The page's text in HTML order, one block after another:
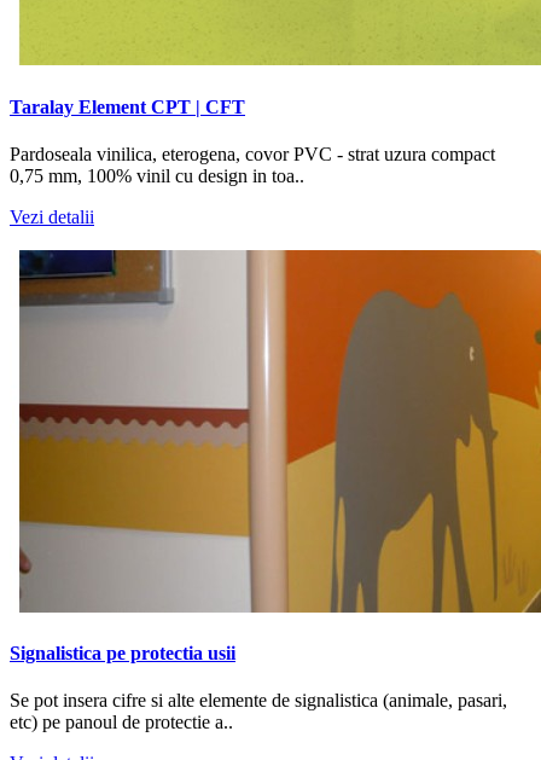
Taralay Element CPT | CFT
Pardoseala vinilica, eterogena, covor PVC - strat uzura compact
0,75 mm, 100% vinil cu design in toa..
Vezi detalii
Signalistica pe protectia usii
Se pot insera cifre si alte elemente de signalistica (animale, pasari,
etc) pe panoul de protectie a..